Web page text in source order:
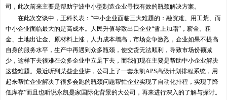
司，此次前来主要是帮助宁波中小型制造企业寻找有效的瓶颈解决方案。
在此次交谈中，王科长表：“中小企业面临三大难题的：融资难、用工荒、而
中小企业面临最大的是高成本。人民升值导致出口企业“雪上加霜”，薪金、租
金、土地出让金、原材料上涨，人力成本增高，市场竞争激烈，企业如果不提高
自身的服务水平，生产中再遇到众多瓶颈，使交货无法顺利，导致市场份额减
少，这样下去很难在众多企业中立足下去，而我们现在主要是帮助中小企业解决
这些难题。最近听到某些企业讲，公司上了一套永凯APS高级计划排程系统，用
起来帮忙企业解决了很多会跑的瓶颈问题帮忙企业实现了 自动化排程 ，实现了降
低库存”而且也听说永凯是家国际化背景的大公司，再来进行深入的了解与探讨。